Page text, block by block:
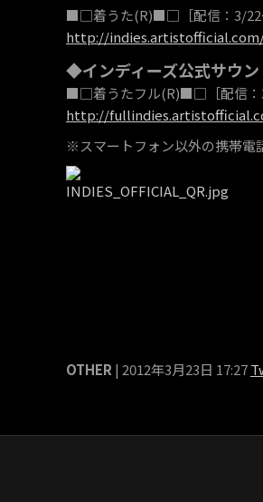
■□着うた(R)■□［配信：3/22
http://
◆インディーズ公式サウ
■□着うたフル(R)■□［配信：
http://
※スマートフォン以外の携帯電
OTHER | 2012年3月23日 17:27